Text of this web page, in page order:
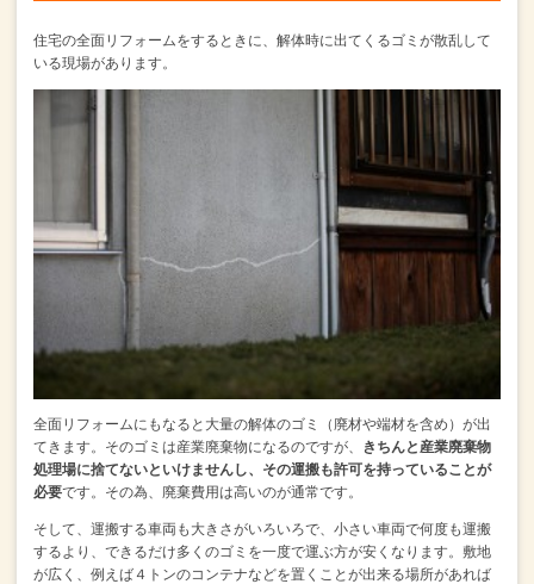
住宅の全面リフォームをするときに、解体時に出てくるゴミが散乱して
いる現場があります。
全面リフォームにもなると大量の解体のゴミ（廃材や端材を含め）が出
てきます。 そのゴミは産業廃棄物になるのですが、
きちんと産業廃棄物
処理場に捨てないといけませんし、 その運搬も許可を持っていることが
必要です。 その為、廃棄費用は高いのが通常です。
そして、運搬する車両も大きさがいろいろで、 小さい車両で何度も運搬
するより、 できるだけ多くのゴミを一度で運ぶ方が安くなります。 敷地
が広く、例えば４トンのコンテナなどを置くことが出来る場所があれば